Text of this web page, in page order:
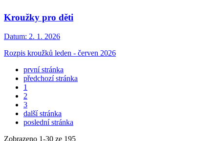
Kroužky pro děti
Datum: 2. 1. 2026
Rozpis kroužků leden - červen 2026
první stránka
předchozí stránka
1
2
3
další stránka
poslední stránka
Zobrazeno 1-30 ze 195